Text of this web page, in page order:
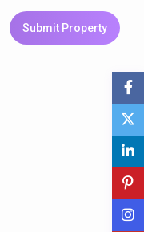
Submit Property